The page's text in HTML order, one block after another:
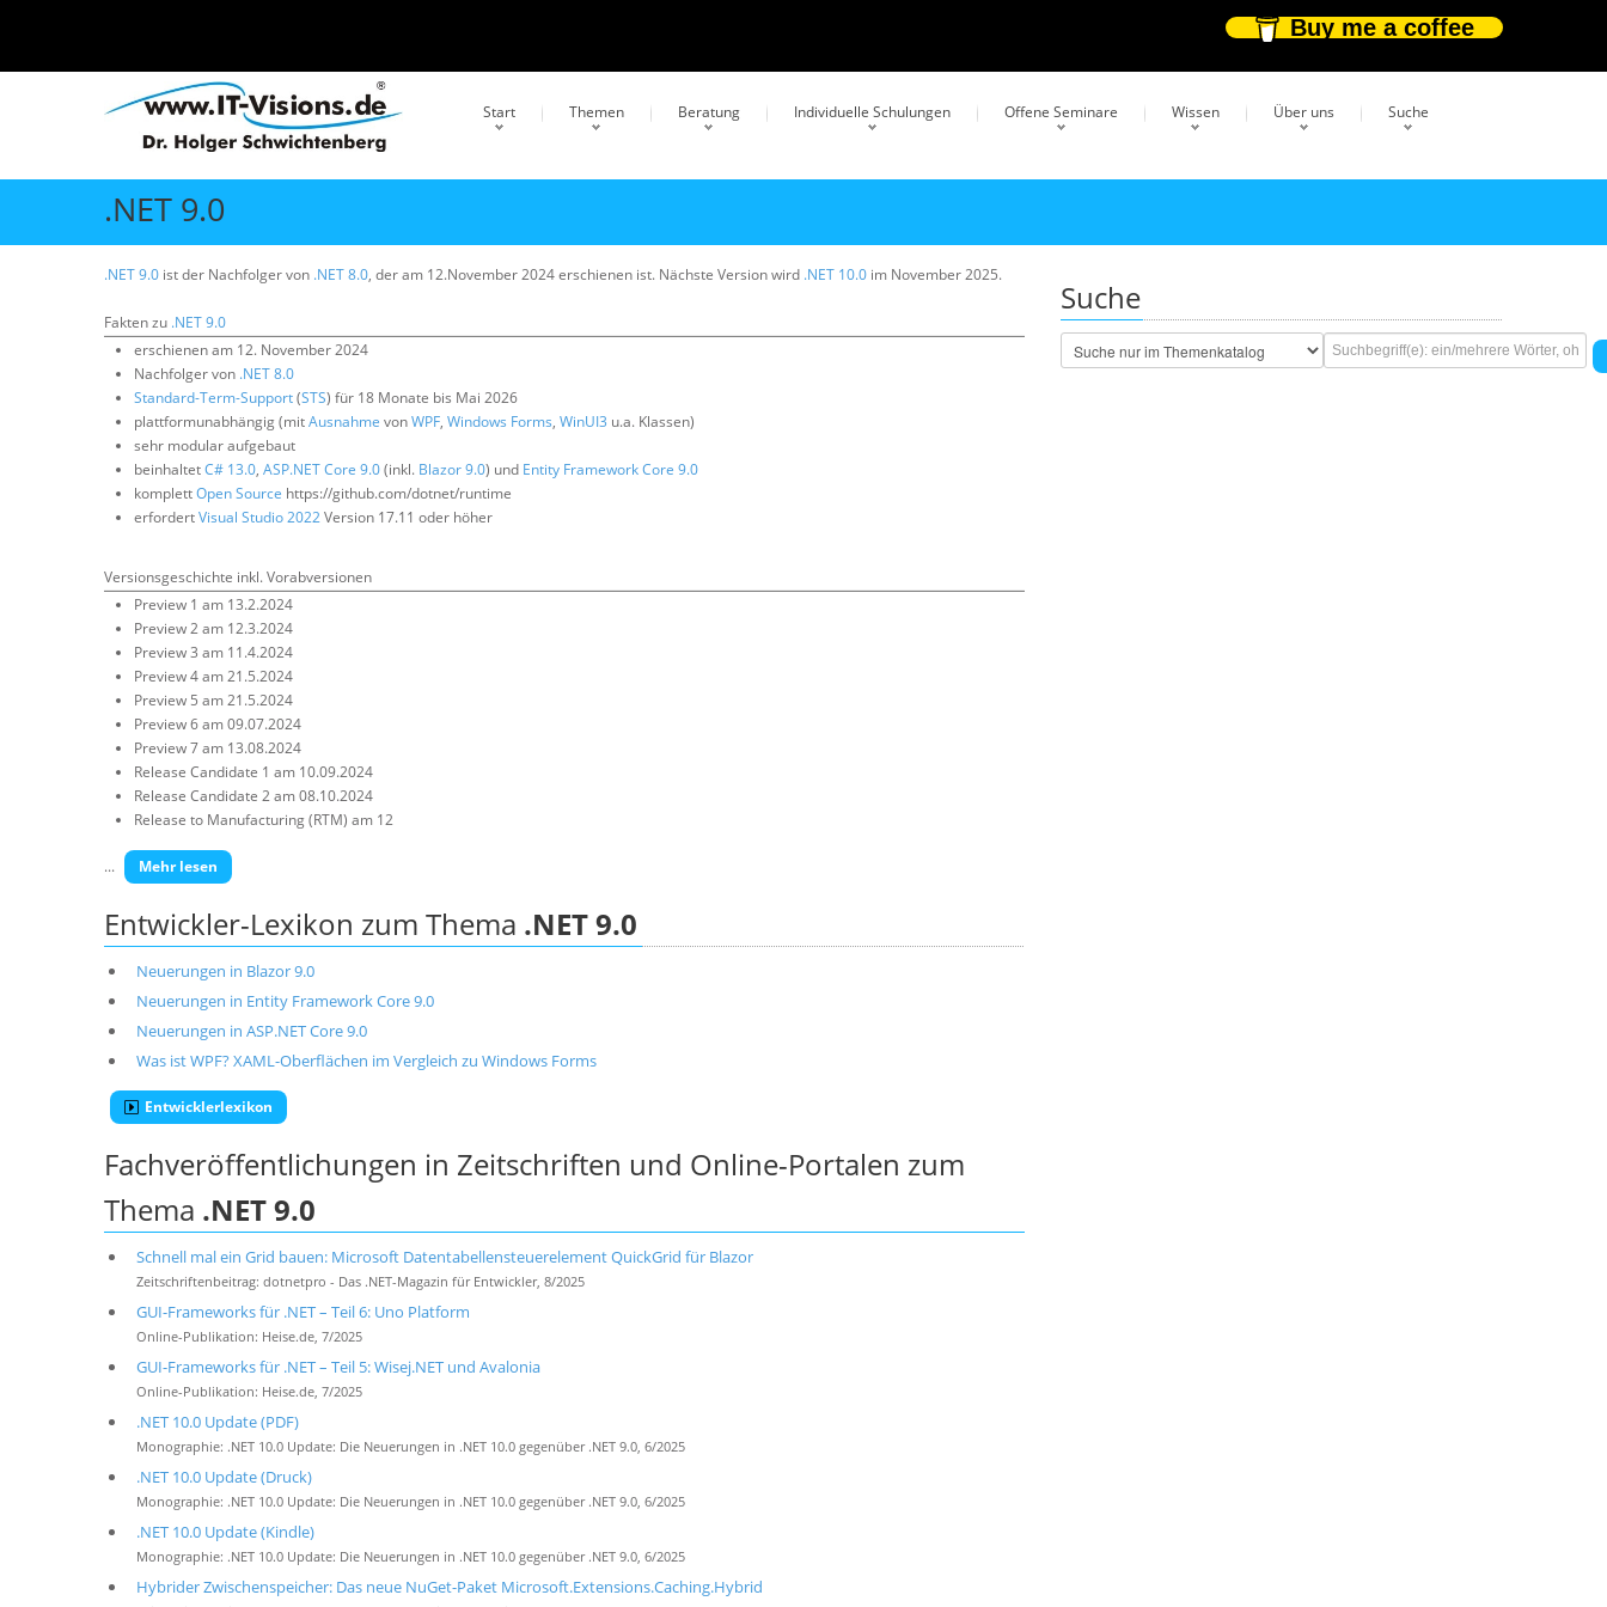
Buy me a coffee
Start Themen Beratung Individuelle Schulungen Offene Seminare Wissen Über uns Suche
.NET 9.0
.NET 9.0 ist der Nachfolger von .NET 8.0, der am 12.November 2024 erschienen ist. Nächste Version wird .NET 10.0 im November 2025.
Fakten zu .NET 9.0
erschienen am 12. November 2024
Nachfolger von .NET 8.0
Standard-Term-Support(STS) für 18 Monate bis Mai 2026
plattformunabhängig (mitAusnahme vonWPF, Windows Forms, WinUI3 u.a. Klassen)
sehr modular aufgebaut
beinhaltetC# 13.0, ASP.NET Core 9.0(inkl. Blazor 9.0) und Entity Framework Core 9.0
komplettOpen Source https://github.com/dotnet/runtime
erfordertVisual Studio 2022Version 17.11 oder höher
Versionsgeschichte inkl. Vorabversionen
Preview 1 am 13.2.2024
Preview 2 am 12.3.2024
Preview 3 am 11.4.2024
Preview 4 am 21.5.2024
Preview 5 am 21.5.2024
Preview 6 am 09.07.2024
Preview 7 am 13.08.2024
Release Candidate 1 am 10.09.2024
Release Candidate 2 am 08.10.2024
Release to Manufacturing (RTM) am 12
... Mehr lesen
Entwickler-Lexikon zum Thema .NET 9.0
Neuerungen in Blazor 9.0
Neuerungen in Entity Framework Core 9.0
Neuerungen in ASP.NET Core 9.0
Was ist WPF? XAML-Oberflächen im Vergleich zu Windows Forms
Entwicklerlexikon
Fachveröffentlichungen in Zeitschriften und Online-Portalen zum
Thema .NET 9.0
Schnell mal ein Grid bauen: Microsoft Datentabellensteuerelement QuickGrid für Blazor
Zeitschriftenbeitrag: dotnetpro - Das .NET-Magazin für Entwickler, 8/2025
GUI-Frameworks für .NET – Teil 6: Uno Platform
Online-Publikation: Heise.de, 7/2025
GUI-Frameworks für .NET – Teil 5: Wisej.NET und Avalonia
Online-Publikation: Heise.de, 7/2025
.NET 10.0 Update (PDF)
Monographie: .NET 10.0 Update: Die Neuerungen in .NET 10.0 gegenüber .NET 9.0, 6/2025
.NET 10.0 Update (Druck)
Monographie: .NET 10.0 Update: Die Neuerungen in .NET 10.0 gegenüber .NET 9.0, 6/2025
.NET 10.0 Update (Kindle)
Monographie: .NET 10.0 Update: Die Neuerungen in .NET 10.0 gegenüber .NET 9.0, 6/2025
Hybrider Zwischenspeicher: Das neue NuGet-Paket Microsoft.Extensions.Caching.Hybrid
Suche